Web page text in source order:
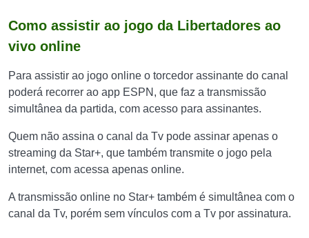
Como assistir ao jogo da Libertadores ao
vivo online
Para assistir ao jogo online o torcedor assinante do canal
poderá recorrer ao app ESPN, que faz a transmissão
simultânea da partida, com acesso para assinantes.
Quem não assina o canal da Tv pode assinar apenas o
streaming da Star+, que também transmite o jogo pela
internet, com acessa apenas online.
A transmissão online no Star+ também é simultânea com o
canal da Tv, porém sem vínculos com a Tv por assinatura.